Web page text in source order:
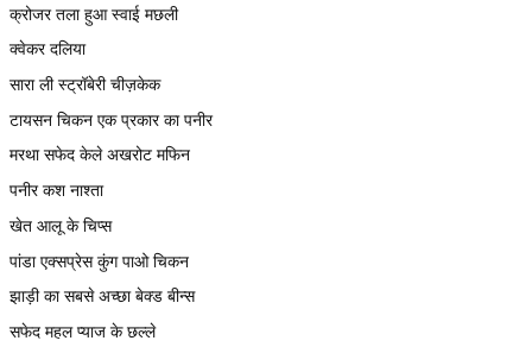
क्रोजर तला हुआ स्वाई मछली
क्वेकर दलिया
सारा ली स्ट्रॉबेरी चीज़केक
टायसन चिकन एक प्रकार का पनीर
मरथा सफेद केले अखरोट मफिन
पनीर कश नाश्ता
खेत आलू के चिप्स
पांडा एक्सप्रेस कुंग पाओ चिकन
झाड़ी का सबसे अच्छा बेक्ड बीन्स
सफेद महल प्याज के छल्ले